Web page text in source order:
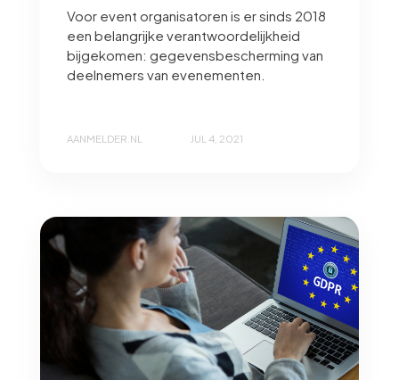
Voor event organisatoren is er sinds 2018
een belangrijke verantwoordelijkheid
bijgekomen: gegevensbescherming van
deelnemers van evenementen.
AANMELDER.NL JUL 4, 2021